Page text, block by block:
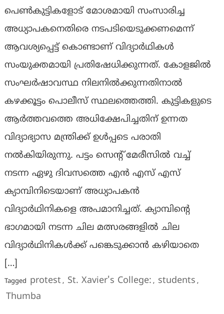
പെൺകുട്ടികളോട് മോശമായി സംസാരിച്ച
അധ്യാപകനെതിരെ നടപടിയെടുക്കണമെന്ന്
ആവശ്യപ്പെട്ട് കൊണ്ടാണ് വിദ്യാർഥികൾ
സംയുക്തമായി പ്രതിഷേധിക്കുന്നത്. കോളജിൽ
സംഘർഷാവസ്ഥ നിലനിൽക്കുന്നതിനാൽ
കഴക്കൂട്ടം പൊലീസ് സ്ഥലത്തെത്തി. കുട്ടികളുടെ
ആർത്തവത്തെ അധിക്ഷേപിച്ചതിന് ഉന്നത
വിദ്യാഭ്യാസ മന്ത്രിക്ക് ഉൾപ്പടെ പരാതി
നൽകിയിരുന്നു. പട്ടം സെൻ്റ് മേരീസിൽ വച്ച്
നടന്ന ഏഴു ദിവസത്തെ എൻ എസ് എസ്
ക്യാമ്പിനിടെയാണ് അധ്യാപകൻ
വിദ്യാർഥിനികളെ അപമാനിച്ചത്. ക്യാമ്പിന്റെ
ഭാഗമായി നടന്ന ചില മത്സരങ്ങളിൽ ചില
വിദ്യാർഥിനികൾക്ക് പങ്കെടുക്കാൻ കഴിയാതെ
[…]
Tagged protest , St. Xavier's College: , students ,
Thumba